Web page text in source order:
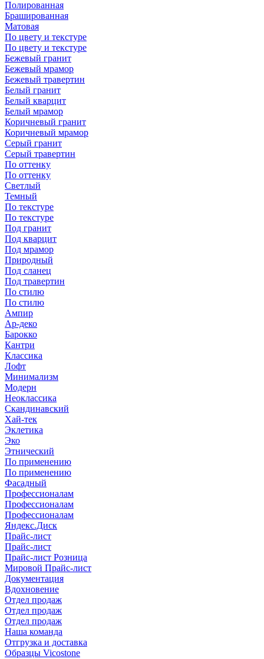
Полированная
Брашированная
Матовая
По цвету и текстуре
По цвету и текстуре
Бежевый гранит
Бежевый мрамор
Бежевый травертин
Белый гранит
Белый кварцит
Белый мрамор
Коричневый гранит
Коричневый мрамор
Серый гранит
Серый травертин
По оттенку
По оттенку
Светлый
Темный
По текстуре
По текстуре
Под гранит
Под кварцит
Под мрамор
Природный
Под сланец
Под травертин
По стилю
По стилю
Ампир
Ар-деко
Барокко
Кантри
Классика
Лофт
Минимализм
Модерн
Неоклассика
Скандинавский
Хай-тек
Эклетика
Эко
Этнический
По применению
По применению
Фасадный
Профессионалам
Профессионалам
Профессионалам
Яндекс.Диск
Прайс-лист
Прайс-лист
Прайс-лист Розница
Мировой Прайс-лист
Документация
Вдохновение
Отдел продаж
Отдел продаж
Отдел продаж
Наша команда
Отгрузка и доставка
Образцы Vicostone